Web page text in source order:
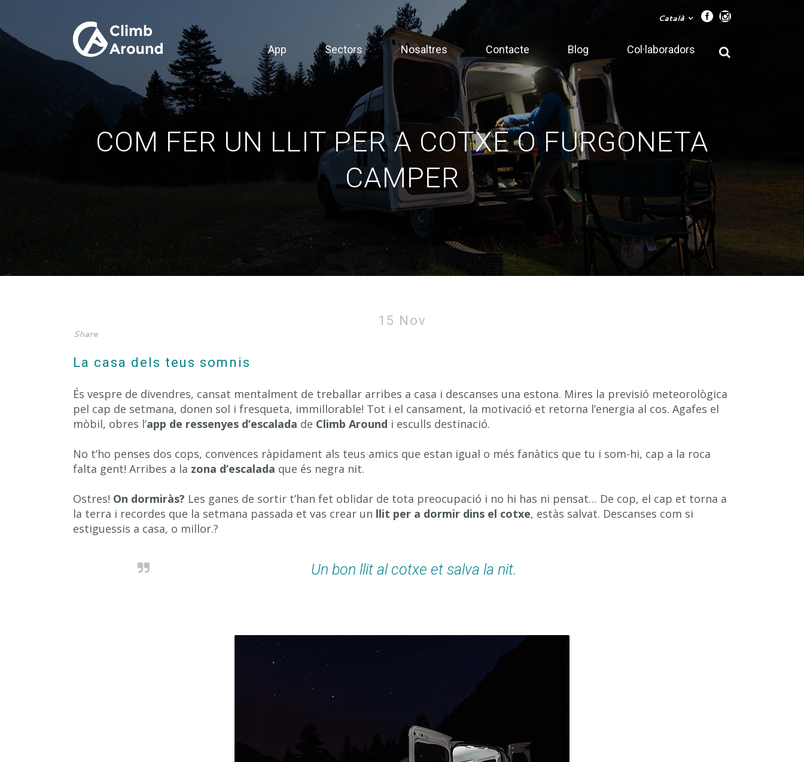
Català
App Sectors Nosaltres Contacte Blog Col·laboradors
COM FER UN LLIT PER A COTXE O FURGONETA
CAMPER
15 Nov
Com fer un llit per a cotxe o furgoneta camper
Share
La casa dels teus somnis
És vespre de divendres, cansat mentalment de treballar arribes a casa i descanses una estona. Mires la previsió meteorològica
pel cap de setmana, donen sol i fresqueta, immillorable! Tot i el cansament, la motivació et retorna l’energia al cos. Agafes el
mòbil, obres l’app de ressenyes d’escalada de Climb Around i esculls destinació.
No t’ho penses dos cops, convences ràpidament als teus amics que estan igual o més fanàtics que tu i som-hi, cap a la roca
falta gent! Arribes a la zona d’escalada que és negra nit.
Ostres! On dormiràs? Les ganes de sortir t’han fet oblidar de tota preocupació i no hi has ni pensat… De cop, el cap et torna a
la terra i recordes que la setmana passada et vas crear un llit per a dormir dins el cotxe, estàs salvat. Descanses com si
estiguessis a casa, o millor.?
Un bon llit al cotxe et salva la nit.